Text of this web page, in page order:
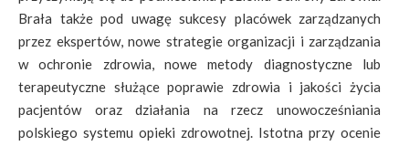
Brała także pod uwagę sukcesy placówek zarządzanych
przez ekspertów, nowe strategie organizacji i zarządzania
w ochronie zdrowia, nowe metody diagnostyczne lub
terapeutyczne służące poprawie zdrowia i jakości życia
pacjentów oraz działania na rzecz unowocześniania
polskiego systemu opieki zdrowotnej. Istotna przy ocenie